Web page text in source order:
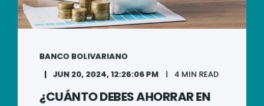
BANCO BOLIVARIANO
JUN 20, 2024, 12:26:06 PM
4 MIN READ
¿CUÁNTO DEBES AHORRAR EN